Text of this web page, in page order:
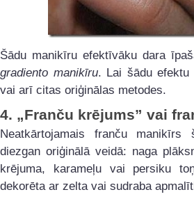
Šādu manikīru efektīvāku dara
gradiento manikīru. Lai šādu efektu
vai arī citas oriģinālas metodes.
4. „Franču krējums” vai
Neatkārtojamais franču
diezgan oriģinālā veidā: naga
krējuma, karameļu vai persiku
dekorēta ar zelta vai sudraba